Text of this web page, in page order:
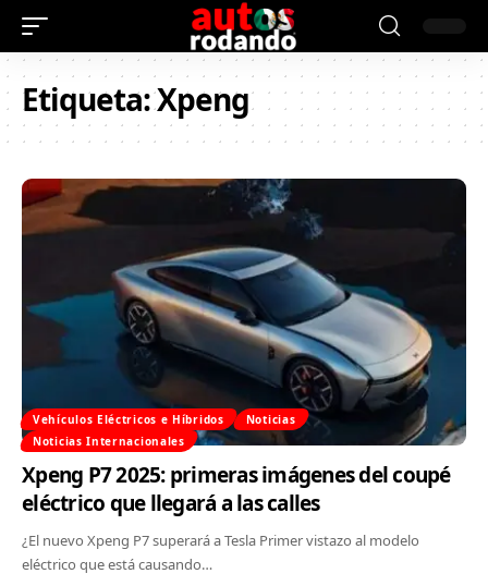
Etiqueta:Xpeng
Vehículos Eléctricos e Híbridos
Noticias
Noticias Internacionales
Xpeng P7 2025: primeras imágenes del coupé
eléctrico que llegará a las calles
¿El nuevo Xpeng P7 superará a Tesla Primer vistazo al modelo
eléctrico que está causando…